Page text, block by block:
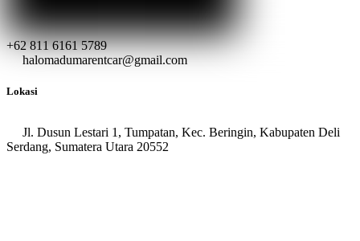
+62 811 6161 5789
halomadumarentcar@gmail.com
Lokasi
Jl. Dusun Lestari 1, Tumpatan, Kec. Beringin, Kabupaten Deli
Serdang, Sumatera Utara 20552